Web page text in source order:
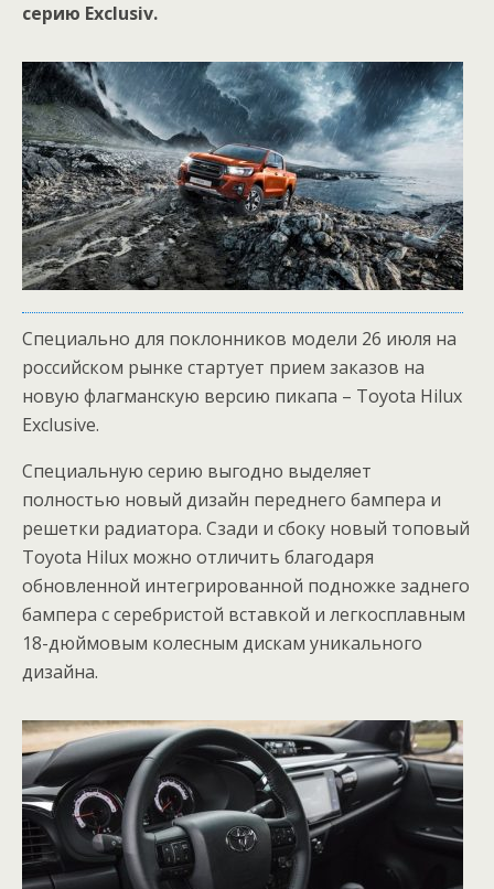
серию Exclusiv.
Специально для поклонников модели 26 июля на
российском рынке стартует прием заказов на
новую флагманскую версию пикапа – Toyota Hilux
Exclusive.
Специальную серию выгодно выделяет
полностью новый дизайн переднего бампера и
решетки радиатора. Сзади и сбоку новый топовый
Toyota Hilux можно отличить благодаря
обновленной интегрированной подножке заднего
бампера с серебристой вставкой и легкосплавным
18-дюймовым колесным дискам уникального
дизайна.